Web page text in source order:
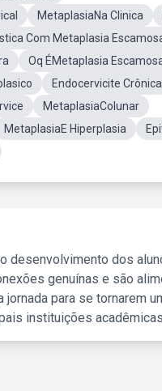
MetaplasiaNa Clinica
Com Metaplasia
Oq ÉMetaplasia
Endocervicite
MetaplasiaColunar
MetaplasiaE Hiperplasia
desenvolvimento dos
genuínas e são
para se tornarem
instituições